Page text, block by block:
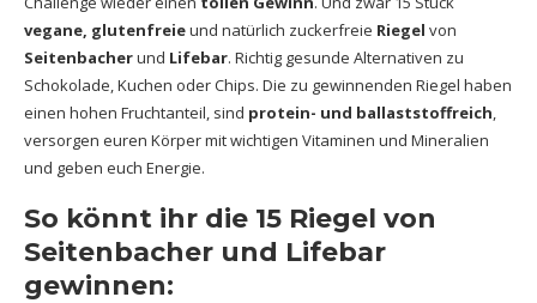
vegane, glutenfreieund natürlich zuckerfreie Riegel von
Seitenbacherund Lifebar. Richtig gesunde Alternativen zu
Schokolade, Kuchen oder Chips. Die zu gewinnenden Riegel haben
einen hohen Fruchtanteil, sind protein- und ballaststoffreich,
versorgen euren Körper mit wichtigen Vitaminen und Mineralien
und geben euch Energie.
So könnt ihr die 15 Riegel von
Seitenbacher und Lifebar
gewinnen: